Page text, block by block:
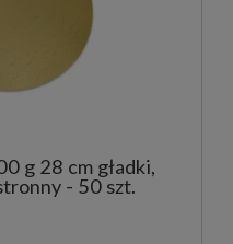
g 28 cm gładki,
- 50 szt.